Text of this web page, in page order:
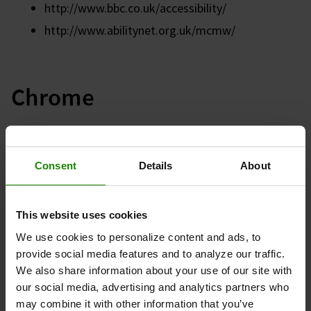
Consent Details About
This website uses cookies
We use cookies to personalize content and ads, to
provide social media features and to analyze our traffic.
We also share information about your use of our site with
our social media, advertising and analytics partners who
may combine it with other information that you’ve
http://www.bbc.co.uk/accessibility/
http://www.abilitynet.org.uk/mcmw/
Chrome
segui queste istruzioni.
menu Opzioni.
Nel menu Opzioni accanto a Zoom si trovano i
tasti + e - di modifica delle dimensioni del testo.
Fai clic più volte su questi tasti se desideri
modificare ulteriormente le dimensioni del
testo.